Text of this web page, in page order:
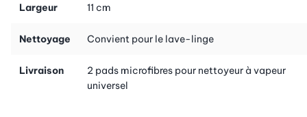
Largeur 11 cm
Nettoyage Convient pour le lave-linge
Livraison
2 pads microfibres pour nettoyeur à vapeur
universel